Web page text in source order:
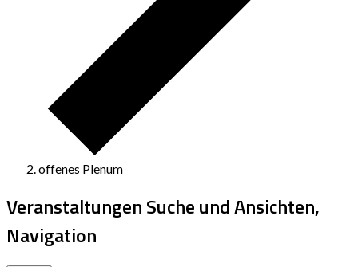
offenes Plenum
Veranstaltungen Suche und Ansichten,
Navigation